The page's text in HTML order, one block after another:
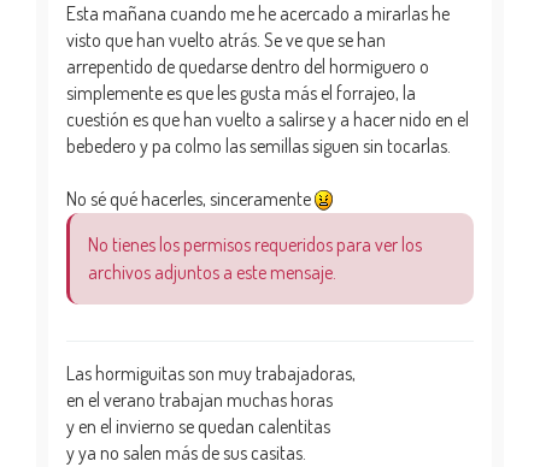
Esta mañana cuando me he acercado a mirarlas he
visto que han vuelto atrás. Se ve que se han
arrepentido de quedarse dentro del hormiguero o
simplemente es que les gusta más el forrajeo, la
cuestión es que han vuelto a salirse y a hacer nido en el
bebedero y pa colmo las semillas siguen sin tocarlas.
No sé qué hacerles, sinceramente
No tienes los permisos requeridos para ver los
archivos adjuntos a este mensaje.
Las hormiguitas son muy trabajadoras,
en el verano trabajan muchas horas
y en el invierno se quedan calentitas
y ya no salen más de sus casitas.